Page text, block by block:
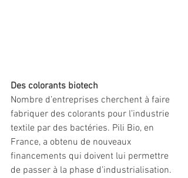
Des colorants biotech
Nombre d’entreprises cherchent à faire
fabriquer des colorants pour l’industrie
textile par des bactéries. Pili Bio, en
France, a obtenu de nouveaux
financements qui doivent lui permettre
de passer à la phase d’industrialisation.